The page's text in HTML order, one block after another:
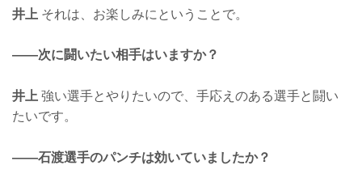
井上 それは、お楽しみにということで。
——次に闘いたい相手はいますか？
井上 強い選手とやりたいので、手応えのある選手と闘い
たいです。
——石渡選手のパンチは効いていましたか？